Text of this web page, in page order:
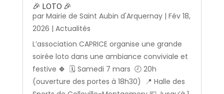
🎉 LOTO 🎉
par Mairie de Saint Aubin d'Arquernay| Fév 18,
2026 | Actualités
L’association CAPRICE organise une grande
soirée loto dans une ambiance conviviale et
festive 🍀 🗓️ Samedi 7 mars 🕗 20h
(ouverture des portes à 18h30) 📍 Halle des